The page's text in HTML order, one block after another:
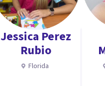
Jessica Perez
Rubio
Florida